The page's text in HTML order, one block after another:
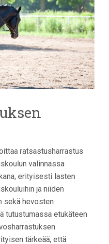
ratsastusharrastus
valinnassa
erityisesti lasten
ja niiden
sekä hevosten
tutustumassa etukäteen
tärkeää, että